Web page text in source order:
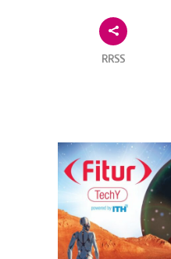
RRSS